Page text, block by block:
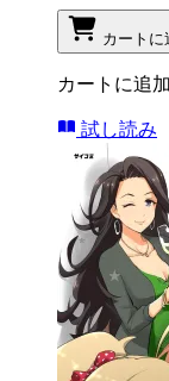
カートに
カートに追
試し読み